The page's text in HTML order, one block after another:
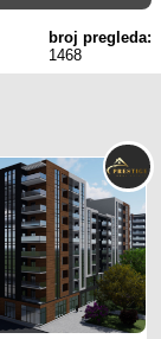
broj pregleda:
1468